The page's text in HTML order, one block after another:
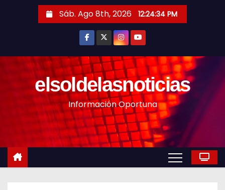
n
Sáb. Ago 8th, 2026 12:24:36 PM
elsoldelasnoticias
Información Oportuna